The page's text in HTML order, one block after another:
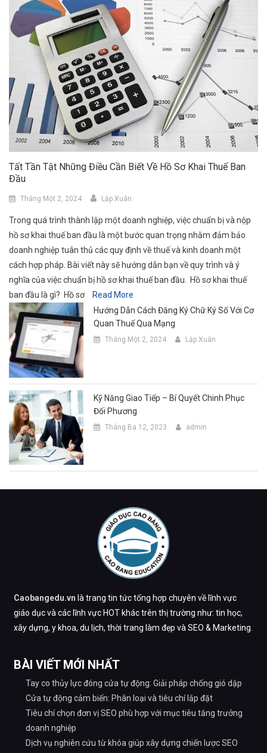
Tất Tần Tật Những Điều Cần Biết Về Hồ Sơ Khai Thuế Ban
Đầu
Tháng Một 2, 2024 Lập Xuân
Trong quá trình thành lập một doanh nghiệp, việc chuẩn bị và nộp
hồ sơ khai thuế ban đầu là một bước quan trọng nhằm đảm bảo
doanh nghiệp tuân thủ các quy định về thuế và kinh doanh một
cách hợp pháp. Bài viết này sẽ hướng dẫn bạn về quy trình và ý
nghĩa của việc chuẩn bị hồ sơ khai thuế ban đầu. Hồ sơ khai thuế
ban đầu là gì? Hồ sơ
Read More
Hướng Dẫn Cách Đăng Ký Chữ Ký Số Với Cơ
Quan Thuế Qua Mạng
Tháng Một 2, 2024 Lập Xuân
Kỹ Năng Giao Tiếp – Bí Quyết Chinh Phục
Đối Phương
Tháng Ba 12, 2023 admin
Caobangedu.vn là trang tin tức tổng hợp chuyên về lĩnh vực
giáo dục và các lĩnh vực HOT khác trên thị trường như: tin học,
xây dựng, y khoa, du lịch, thời trang làm đẹp và SEO & Marketing.
BÀI VIẾT MỚI NHẤT
Tay co thủy lực đóng cửa tự động: Giải pháp chống gió dập
Cửa tự động cảm biến: Phân loại và tiêu chí lắp đặt
Tiêu chí chọn đơn vị SEO phù hợp với mục tiêu tăng trưởng
doanh nghiệp
Dịch vụ nghiên cứu từ khóa giúp xây dựng chiến lược SEO